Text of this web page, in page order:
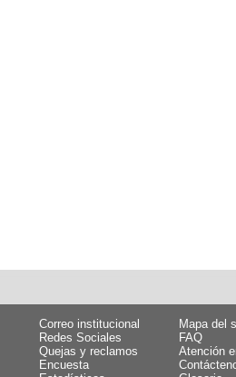
Correo institucional
Mapa del
Redes Sociales
FAQ
Quejas y reclamos
Atención
Encuesta